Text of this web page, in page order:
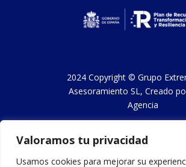
Valoramos tu privacidad
Usamos cookies para mejorar su
2024 Copyright © Grupo
Asesoramiento SL, Creado
Agencia